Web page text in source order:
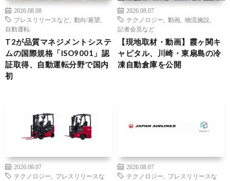
2026.08.08
プレスリリースなど
動向/展望
自動運転
T2が品質マネジメントシステ
ムの国際規格「ISO9001」認
証取得、自動運転分野で国内
初
2026.08.07
テクノロジー
動画 物流施設
記者会見など
【現地取材・動画】霞ヶ関キ
ャピタル、川崎・東扇島の冷
凍自動倉庫を公開
2026.08.07
テクノロジー
プレスリリースな
2026.08.07
テクノロジー
プレスリリースな